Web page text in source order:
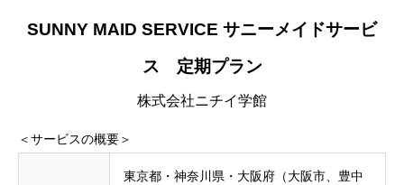
SUNNY MAID SERVICE サニーメイドサービ
ス 定期プラン
株式会社ニチイ学館
＜サービスの概要＞
東京都・神奈川県・大阪府（大阪市、豊中